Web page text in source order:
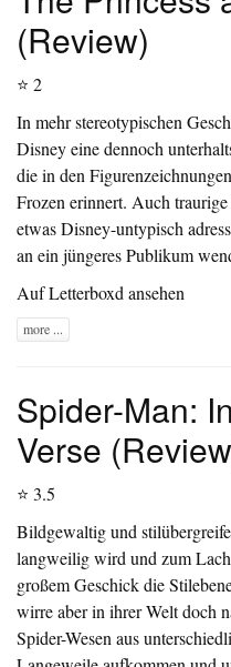
(Review)
⭐ 2
In mehr stereotypischen
Disney eine dennoch
die in den
Frozen erinnert. Auch
etwas Disney-untypisch
an ein jüngeres Publikum
Auf Letterboxd ansehen
more ...
Spider-Man:
Verse
⭐ 3.5
Bildgewaltig und
langweilig wird und zum
großem Geschick die
wirre aber in ihrer Welt doch
Spider-Wesen aus